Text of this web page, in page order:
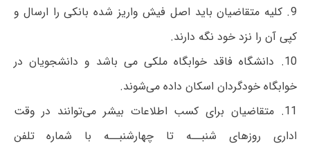
9. کلیه متقاضیان باید اصل فیش واریز شده بانکی را ارسال و
کپی آن را نزد خود نگه دارند.
10. دانشگاه فاقد خوابگاه ملکی می ‌باشد و دانشجویان در
خوابگاه خودگردان اسکان داده می‌شوند.
11. متقاضیان برای کسب اطلاعات بیشر می‌توانند در وقت
اداری روزهای شنبــه تا چهارشنبــه با شماره تلفن